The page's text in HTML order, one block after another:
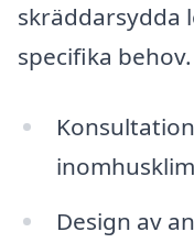
skräddarsydda
specifika
Design av